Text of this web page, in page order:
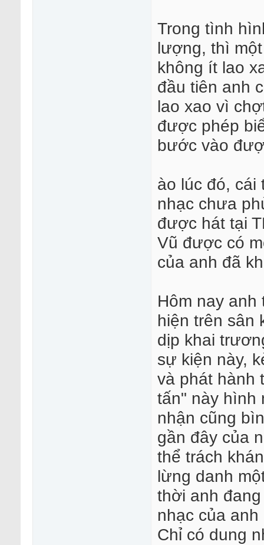
Trong tình
lượng, thì
không ít lao
đầu tiên anh
lao xao vì
được phép
bước vào
ào lúc đó, cái
nhạc chưa
được hát tại
Vũ được có
của anh đã
Hôm nay
hiện trên sân
dịp khai
sự kiện này,
và phát hành
tấn" này hình
nhận cũng
gần đây của
thể trách
lừng danh
thời anh
nhạc của
Chỉ có dung